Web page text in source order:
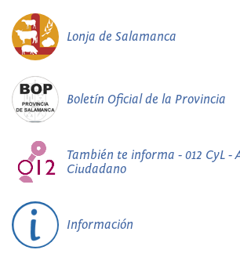
Lonja de Salamanca
Boletín Oficial de la Provincia
También te informa - 012 CyL -
Ciudadano
Información